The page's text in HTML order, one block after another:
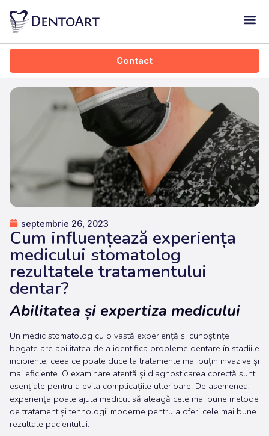
Contact
septembrie 26, 2023
Cum influențează experiența
medicului stomatolog
rezultatele tratamentului
dentar?
Abilitatea și expertiza medicului
Un medic stomatolog cu o vastă experiență și cunoștințe
bogate are abilitatea de a identifica probleme dentare în stadiile
incipiente, ceea ce poate duce la tratamente mai puțin invazive și
mai eficiente. O examinare atentă și diagnosticarea corectă sunt
esențiale pentru a evita complicațiile ulterioare. De asemenea,
experiența poate ajuta medicul să aleagă cele mai bune metode
de tratament și tehnologii moderne pentru a oferi cele mai bune
rezultate pacientului.